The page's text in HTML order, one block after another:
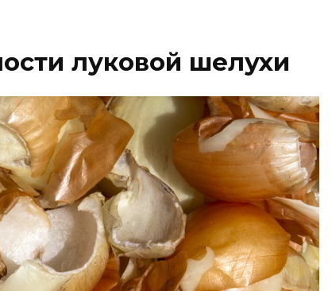
луковой шелухи